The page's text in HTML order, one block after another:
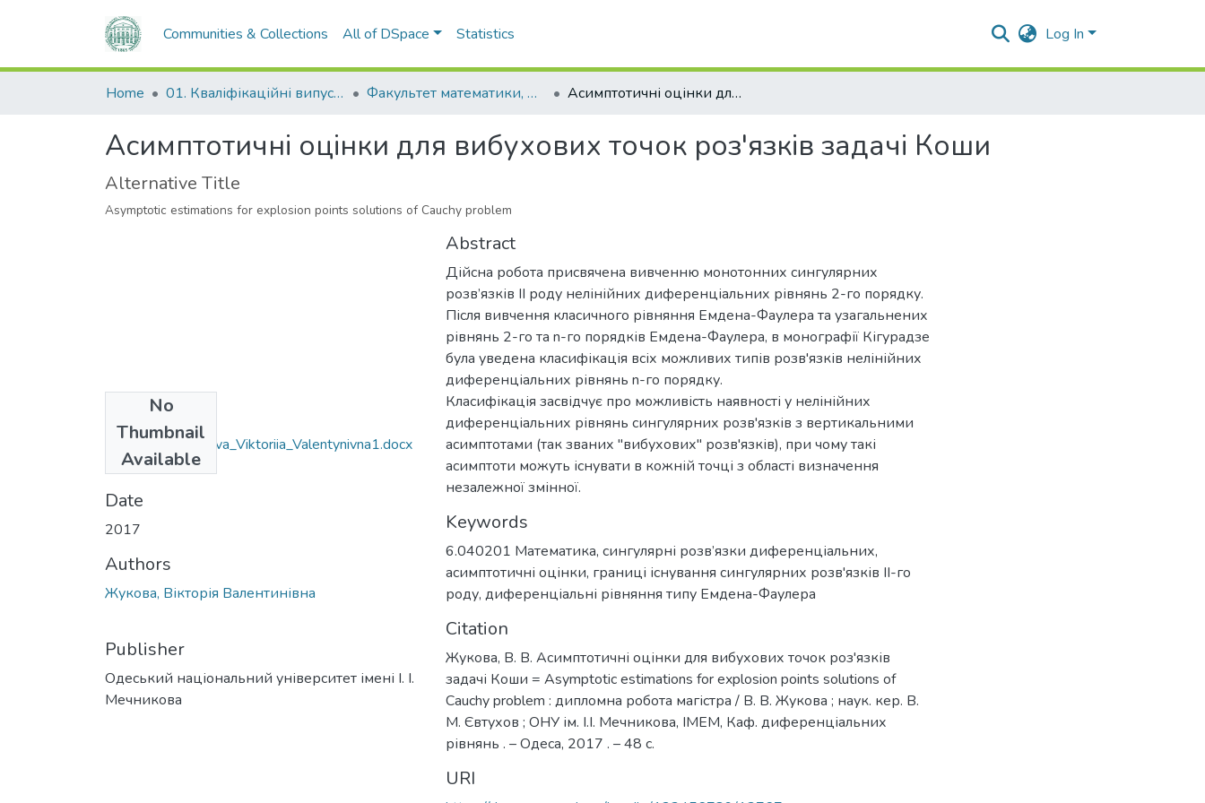
Communities & Collections All of DSpace Statistics Log In
Home 01. Кваліфікаційні випускні роботи здобувачів вищої освіти Факультет математики, фізики та інформаційних технологій Асимптотичні оцінки для вибухових точок роз'язків задачі Коши
Асимптотичні оцінки для вибухових точок роз'язків задачі Коши
Alternative Title
Asymptotic estimations for explosion points solutions of Cauchy problem
No
Thumbnail
Available
6.040201_Zhukova_Viktoriia_Valentynivna1.docx
(31.25 KB)
Date
2017
Authors
Жукова, Вікторія Валентинівна
Publisher
Одеський національний університет імені І. І.
Мечникова
Abstract
Дійсна робота присвячена вивченню монотонних сингулярних
розв’язків II роду нелінійних диференціальних рівнянь 2-го порядку.
Після вивчення класичного рівняння Емдена-Фаулера та узагальнених
рівнянь 2-го та n-го порядків Емдена-Фаулера, в монографії Кігурадзе
була уведена класифікація всіх можливих типів розв'язків нелінійних
диференціальних рівнянь n-го порядку.
Класифікація засвідчує про можливість наявності у нелінійних
диференціальних рівнянь сингулярних розв'язків з вертикальними
асимптотами (так званих "вибухових" розв'язків), при чому такі
асимптоти можуть існувати в кожній точці з області визначення
незалежної змінної.
Keywords
6.040201 Математика, сингулярні розв’язки диференціальних,
асимптотичні оцінки, границі існування сингулярних розв'язків II-го
роду, диференціальні рівняння типу Емдена-Фаулера
Citation
Жукова, В. В. Асимптотичні оцінки для вибухових точок роз'язків
задачі Коши = Asymptotic estimations for explosion points solutions of
Cauchy problem : дипломна робота магістра / В. В. Жукова ; наук. кер. В.
М. Євтухов ; ОНУ ім. І.І. Мечникова, ІМЕМ, Каф. диференціальних
рівнянь . – Одеса, 2017 . – 48 с.
URI